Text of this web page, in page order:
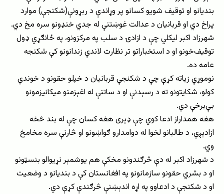
بندیانو او توقیف شویو کسانو پر وړاندې د ربړونې(شکنجې) موارد
پراخ دي او قربانیان د عدالت غوښتنې له جدي خنډونو سره مخ دي.
شهرزاد اکبر لیکلي چې د ازادۍ د سلب په مرکزونو، په ځانګړي ډول
توقیف‌خونو او د استخباراتو تر نظارت لاندې زندانونو کې شکنجه
عامه ده.
نوموړې زیاته کړې چې د شکنجې قربانیان د خپلو حقونو د خوندي
کولو، شکایتونو ته د رسېدنې او د ساتنې له اغېزمنو میکانیزمونو
بې‌برخې دي.
هغه همداراز ادعا کوي چې ډېری هغه کسان چې له بند څخه
ازادېږي، د طالبانو لخوا له دوامدارو ګواښونو او څارنې سره مخامخ
وي.
د شهرزاد اکبر له دې څرګندونو مخکې هم یوشمېر نړیوالو بنسټونو
او د بشري حقونو سازمانونو په افغانستان کې د بندیانو د وضعیت
او د شکنجې د ادعاوو په اړه اندېښنې څرګندې کړې دي.